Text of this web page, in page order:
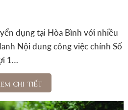
dụng tại Hòa Bình với nhiều
Nội dung công việc chính Số
1…
chi tiết